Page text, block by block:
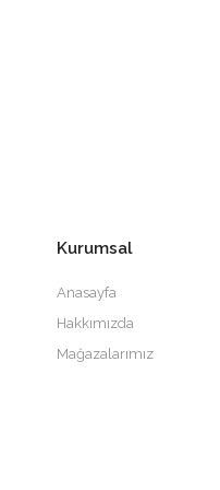
Kurumsal
Anasayfa
Hakkımızda
Mağazalarımız